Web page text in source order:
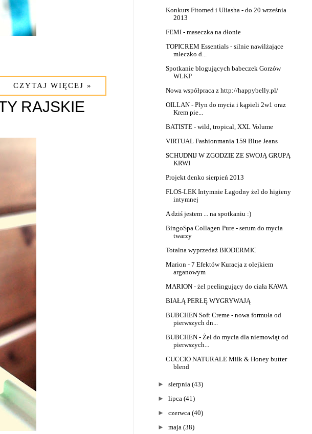
CZYTAJ WIĘCEJ »
RAJSKIE
Konkurs Fitomed i Uliasha - do 20 września
2013
FEMI - maseczka na dłonie
TOPICREM Essentials - silnie nawilżające
mleczko d...
Spotkanie blogujących babeczek Gorzów
WLKP
Nowa współpraca z http://happybelly.pl/
OILLAN - Płyn do mycia i kąpieli 2w1 oraz
Krem pie...
BATISTE - wild, tropical, XXL Volume
VIRTUAL Fashionmania 159 Blue Jeans
SCHUDNIJ W ZGODZIE ZE SWOJĄ GRUPĄ
KRWI
Projekt denko sierpień 2013
FLOS-LEK Intymnie Łagodny żel do higieny
intymnej
A dziś jestem ... na spotkaniu :)
BingoSpa Collagen Pure - serum do mycia
twarzy
Totalna wyprzedaż BIODERMIC
Marion - 7 Efektów Kuracja z olejkiem
arganowym
MARION - żel peelingujący do ciała KAWA
BIAŁĄ PERŁĘ WYGRYWAJĄ
BUBCHEN Soft Creme - nowa formuła od
pierwszych dn...
BUBCHEN - Żel do mycia dla niemowląt od
pierwszych...
CUCCIO NATURALE Milk & Honey butter
blend
► sierpnia (43)
► lipca (41)
► czerwca (40)
► maja (38)